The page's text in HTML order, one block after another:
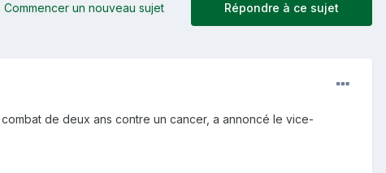
Répondre à ce sujet
Commencer un nouveau sujet
de deux ans contre un cancer, a annoncé le vice-